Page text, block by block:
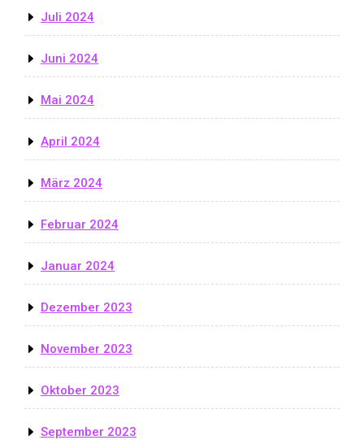
Juli 2024
Juni 2024
Mai 2024
April 2024
März 2024
Februar 2024
Januar 2024
Dezember 2023
November 2023
Oktober 2023
September 2023